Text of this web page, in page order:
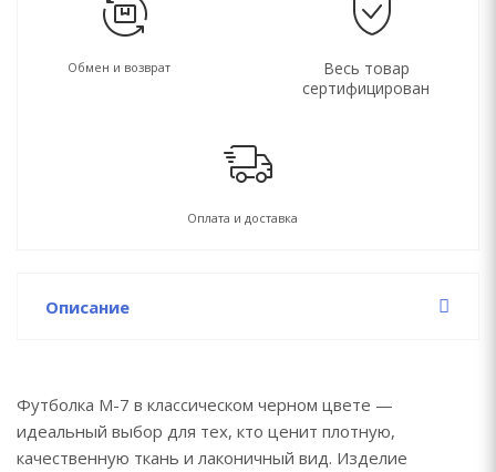
Обмен и возврат
Весь товар
сертифицирован
Оплата и доставка
Описание
Футболка М-7 в классическом черном цвете —
идеальный выбор для тех, кто ценит плотную,
качественную ткань и лаконичный вид. Изделие